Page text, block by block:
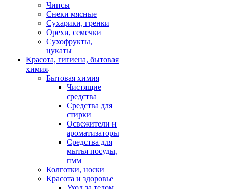
Чипсы
Снеки мясные
Сухарики, гренки
Орехи, семечки
Сухофрукты,
цукаты
Красота, гигиена, бытовая
химия
Бытовая химия
Чистящие
средства
Средства для
стирки
Освежители и
ароматизаторы
Средства для
мытья посуды,
пмм
Колготки, носки
Красота и здоровье